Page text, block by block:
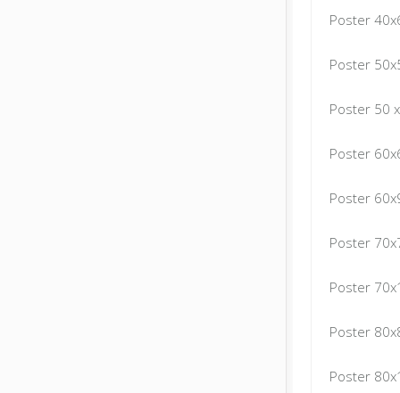
Poster
Poster
Poster 50
Poster
Poster
Poster
Poster
Poster
Poster